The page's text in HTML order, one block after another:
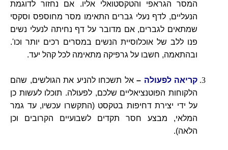
המסר הגראפי והטקסטואלי אליו. אם נחזור לדוגמת
הנעליים, לדף נעלי גברים התאימו מסר מחוספס וסקסי
שמתאים לגברים, אם מדובר על דף נחיתה לנעלי נשים
פנו ללב של אוכלוסיית הנשים במסרים רכים יותר וכו'.
ובהתאמה, חשבו על גרפיקה מתאימה לכל קהל יעד.
קריאה לפעולה –אל תשכחו להניע את הגולשים, שהם
הלקוחות הפוטנציאליים שלכם, לפעולה. תוכלו לעשות כן
על ידי יצירת דחיפות בטקסט (התקשרו עכשיו, עד גמר
המלאי, מבצע חסר תקדים לשבועיים הקרובים וכן
הלאה).